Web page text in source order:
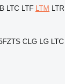
LTC LTF LTM LTR
CLG LG LTC